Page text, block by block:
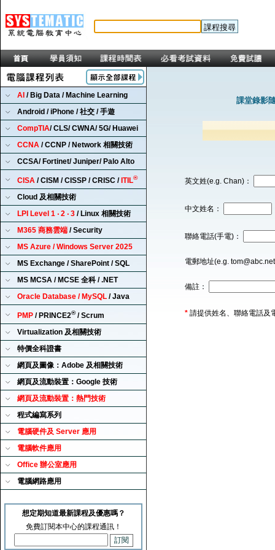
AI / Big Data / Machine Learning
Android / iPhone / 社交 / 手遊
CompTIA/ CLS/ CWNA/ 5G/ Huawei
CCNA / CCNP / Network 相關技術
CCSA/ Fortinet/ Juniper/ Palo Alto
CISA / CISM / CISSP / CRISC / ITIL®
Cloud 及相關技術
LPI Level 1 ‧ 2 ‧ 3 / Linux 相關技術
M365 商務雲端 / Security
MS Azure / Windows Server 2025
MS Exchange / SharePoint / SQL
MS MCSA / MCSE 全科 / .NET
Oracle Database / MySQL / Java
PMP / PRINCE2®/ Scrum
Virtualization 及相關技術
特價全科證書
網頁及圖像：Adobe 及相關技術
網頁及流動裝置：Google 技術
網頁及流動裝置：熱門技術
程式編寫系列
電腦硬件及 Server 應用
電腦軟件應用
Office 辦公室應用
電腦網路應用
想定期知道最新課程及優惠嗎？
免費訂閱本中心的課程通訊！
課堂錄影
英文姓(e.g. Chan)：
中文姓名：
聯絡電話(手電)：
電郵地址(e.g.
備註：
* 請提供姓名、聯絡電話及